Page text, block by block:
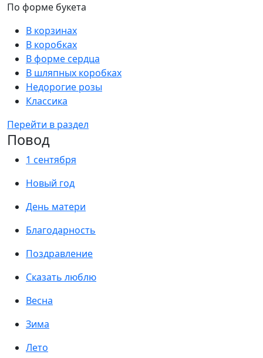
По форме букета
В корзинах
В коробках
В форме сердца
В шляпных коробках
Недорогие розы
Классика
Перейти в раздел
Повод
1 сентября
Новый год
День матери
Благодарность
Поздравление
Сказать люблю
Весна
Зима
Лето